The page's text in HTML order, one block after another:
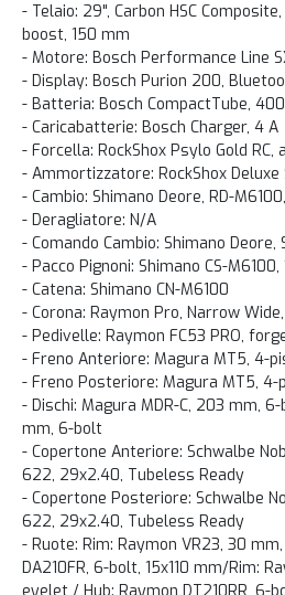
- Telaio: 29", Carbon HSC
boost, 150 mm
- Motore: Bosch Performance Line
- Display: Bosch Purion 200,
- Batteria: Bosch CompactTube,
- Caricabatterie: Bosch Charger, 4 A
- Forcella: RockShox Psylo Gold RC,
- Ammortizzatore: RockShox
- Cambio: Shimano Deore, RD-
- Deragliatore: N/A
- Comando Cambio: Shimano
- Pacco Pignoni: Shimano CS-M6100,
- Catena: Shimano CN-M6100
- Corona: Raymon Pro, Narrow
- Pedivelle: Raymon FC53 PRO,
- Freno Anteriore: Magura MT5, 4-
- Freno Posteriore: Magura MT5, 4-
- Dischi: Magura MDR-C, 203 mm,
mm, 6-bolt
- Copertone Anteriore: Schwalbe
622, 29x2.40, Tubeless Ready
- Copertone Posteriore: Schwalbe
622, 29x2.40, Tubeless Ready
- Ruote: Rim: Raymon VR23, 30
DA210FR, 6-bolt, 15x110 mm/Rim: